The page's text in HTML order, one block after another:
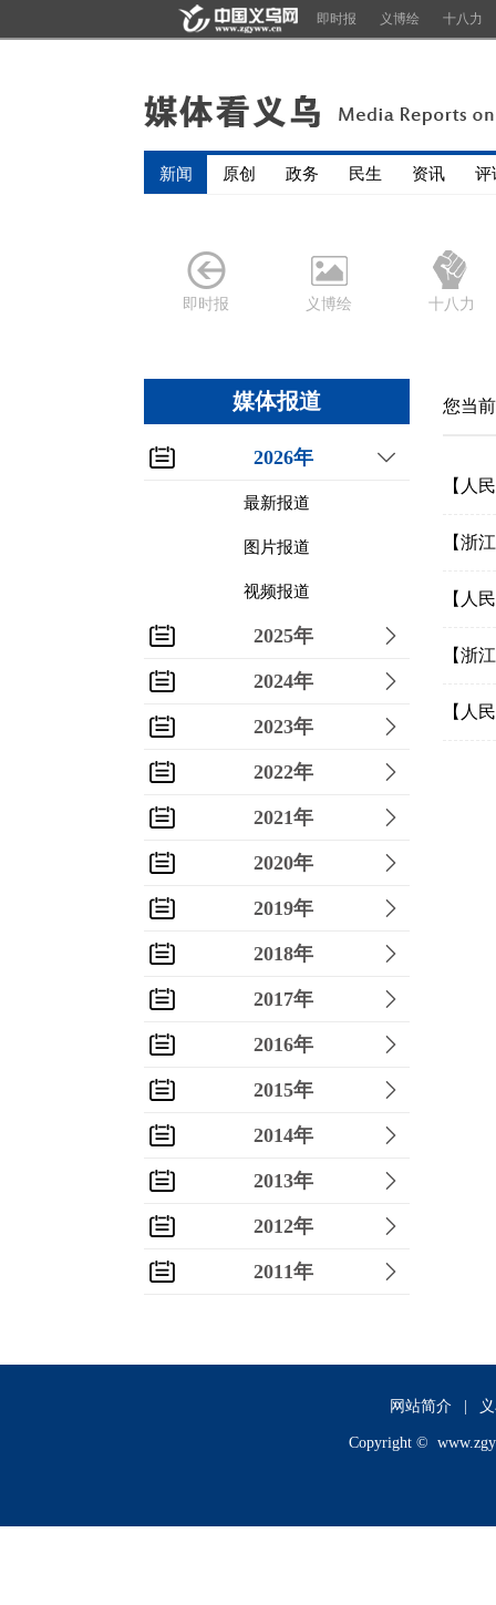
即时报 义博绘 十八力
新闻 原创 政务 民生 资讯 评
即时报 义博绘 十八力
媒体报道
2026年
最新报道
图片报道
视频报道
2025年
2024年
2023年
2022年
2021年
2020年
2019年
2018年
2017年
2016年
2015年
2014年
2013年
2012年
2011年
2009年
您当
【人
【浙
【人
【浙
【人
网站简介
Copyright ©